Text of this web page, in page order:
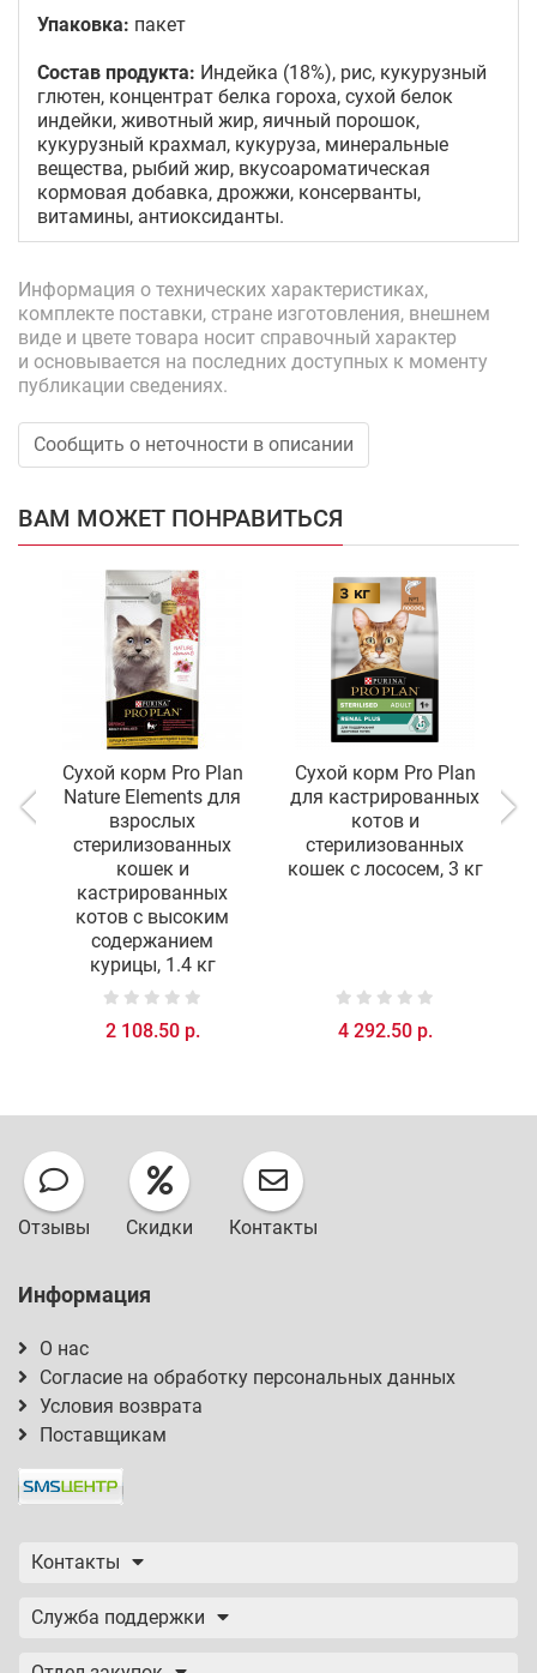
Упаковка: пакет
Состав продукта: Индейка (18%), рис, кукурузный
глютен, концентрат белка гороха, сухой белок
индейки, животный жир, яичный порошок,
кукурузный крахмал, кукуруза, минеральные
вещества, рыбий жир, вкусоароматическая
кормовая добавка, дрожжи, консерванты,
витамины, антиоксиданты.
Информация о технических характеристиках,
комплекте поставки, стране изготовления, внешнем
виде и цвете товара носит справочный характер
и основывается на последних доступных к моменту
публикации сведениях.
Сообщить о неточности в описании
ВАМ МОЖЕТ ПОНРАВИТЬСЯ
Сухой корм Pro Plan
Nature Elements для
взрослых
стерилизованных
кошек и
кастрированных
котов с высоким
содержанием
курицы, 1.4 кг
2 108.50 р.
Сухой корм Pro Plan
для кастрированных
котов и
стерилизованных
кошек с лососем, 3 кг
4 292.50 р.
Отзывы Скидки Контакты
Информация
О нас
Согласие на обработку персональных данных
Условия возврата
Поставщикам
Контакты
Служба поддержки